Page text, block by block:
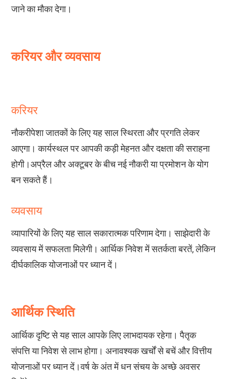
जाने का मौका देगा।
करियर और व्यवसाय
करियर
नौकरीपेशा जातकों के लिए यह साल स्थिरता और प्रगति लेकर
आएगा। कार्यस्थल पर आपकी कड़ी मेहनत और दक्षता की सराहना
होगी।अप्रैल और अक्टूबर के बीच नई नौकरी या प्रमोशन के योग
व्यवसाय
व्यापारियों के लिए यह साल सकारात्मक परिणाम देगा। साझेदारी के
व्यवसाय में सफलता मिलेगी। आर्थिक निवेश में सतर्कता बरतें, लेकिन
दीर्घकालिक योजनाओं पर ध्यान दें।
आर्थिक स्थिति
आर्थिक दृष्टि से यह साल आपके लिए लाभदायक रहेगा। पैतृक
संपत्ति या निवेश से लाभ होगा। अनावश्यक खर्चों से बचें और वित्तीय
योजनाओं पर ध्यान दें।वर्ष के अंत में धन संचय के अच्छे अवसर